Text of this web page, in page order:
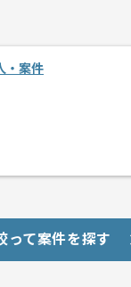
い方、長期的に参
・案件
って案件を探す